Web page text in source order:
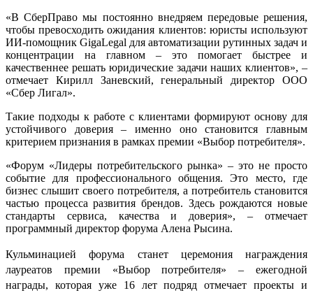
«В СберПраво мы постоянно внедряем передовые решения,
чтобы превосходить ожидания клиентов: юристы используют
ИИ-помощник GigaLegal для автоматизации рутинных задач и
концентрации на главном – это помогает быстрее и
качественнее решать юридические задачи наших клиентов», –
отмечает Кирилл Заневский, генеральный директор ООО
«Сбер Лигал».
Такие подходы к работе с клиентами формируют основу для
устойчивого доверия – именно оно становится главным
критерием признания в рамках премии «Выбор потребителя».
«Форум «Лидеры потребительского рынка» – это не просто
событие для профессионального общения. Это место, где
бизнес слышит своего потребителя, а потребитель становится
частью процесса развития брендов. Здесь рождаются новые
стандарты сервиса, качества и доверия», – отмечает
программный директор форума Алена Рысина.
Кульминацией форума станет церемония награждения
лауреатов премии «Выбор потребителя» – ежегодной
награды, которая уже 16 лет подряд отмечает проекты и